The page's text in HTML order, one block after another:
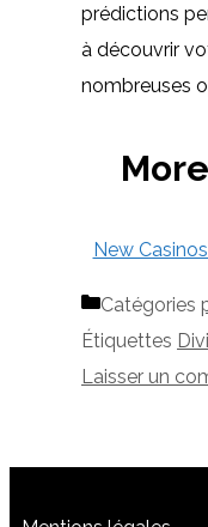
prédictions
à découvrir
nombreuses
New
Catégories
Étiquettes
Laisser un